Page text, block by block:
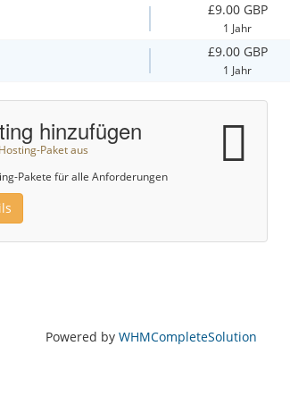
£9.00 GBP
1 Jahr
£9.00 GBP
1 Jahr
hinzufügen
Paket aus
Pakete für alle Anforderungen
Powered by WHMCompleteSolution